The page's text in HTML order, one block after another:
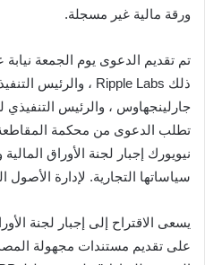
ورقة مالية غير مسجلة.
تم تقديم الدعوى يوم الجمعة
تطلب الدعوى من محكمة المقاطعة
نيويورك إجبار لجنة الأوراق
سياساتها التجارية. لإدارة الأصول
على تقديم مستندات مجهولة